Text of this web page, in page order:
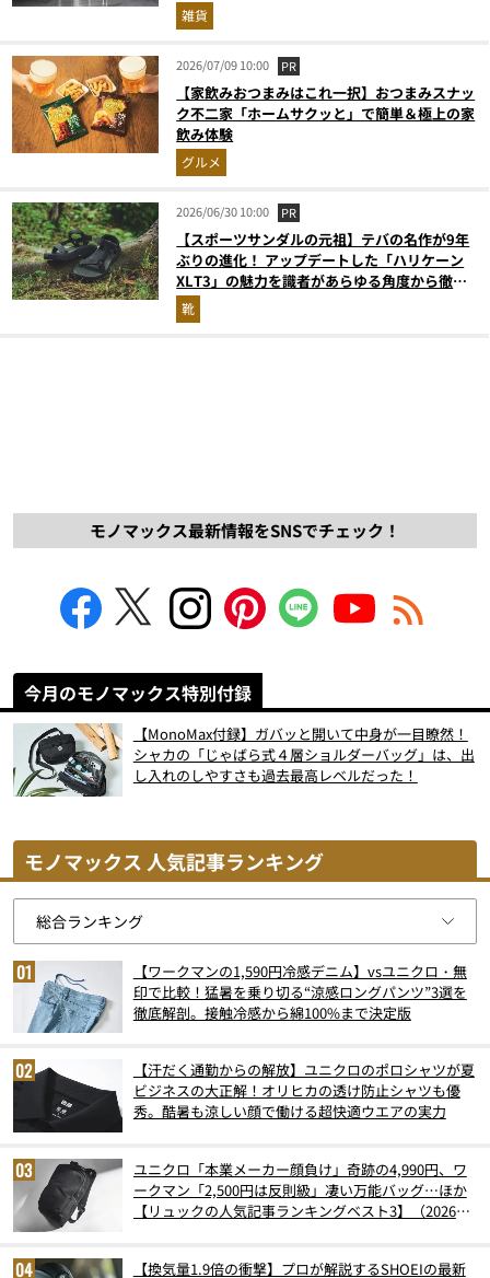
雑貨
2026/07/09 10:00 PR
【家飲みおつまみはこれ一択】おつまみスナッ
ク不二家「ホームサクッと」で簡単＆極上の家
飲み体験
グルメ
2026/06/30 10:00 PR
【スポーツサンダルの元祖】テバの名作が9年
ぶりの進化！ アップデートした「ハリケーン
XLT3」の魅力を識者があらゆる角度から徹底
解説！
靴
モノマックス最新情報をSNSでチェック！
今月のモノマックス特別付録
【MonoMax付録】ガバッと開いて中身が一目瞭然！
シャカの「じゃばら式４層ショルダーバッグ」は、出
し入れのしやすさも過去最高レベルだった！
モノマックス 人気記事ランキング
【ワークマンの1,590円冷感デニム】vsユニクロ・無
印で比較！猛暑を乗り切る“涼感ロングパンツ”3選を
徹底解剖。接触冷感から綿100%まで決定版
【汗だく通勤からの解放】ユニクロのポロシャツが夏
ビジネスの大正解！オリヒカの透け防止シャツも優
秀。酷暑も涼しい顔で働ける超快適ウエアの実力
ユニクロ「本業メーカー顔負け」奇跡の4,990円、ワ
ークマン「2,500円は反則級」凄い万能バッグ…ほか
【リュックの人気記事ランキングベスト3】（2026年
【換気量1.9倍の衝撃】プロが解説するSHOEIの最新